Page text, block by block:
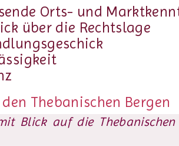
Orts- und
über die Rechtslage
Blick auf die